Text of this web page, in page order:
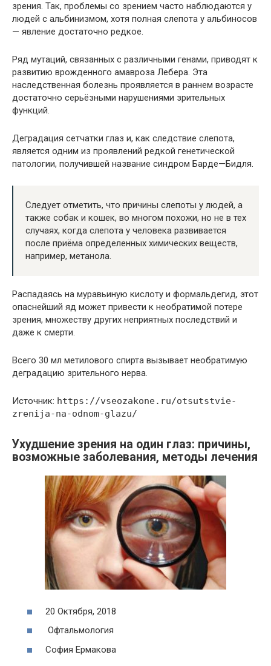
зрения. Так, проблемы со зрением часто наблюдаются у
людей с альбинизмом, хотя полная слепота у альбиносов
— явление достаточно редкое.
Ряд мутаций, связанных с различными генами, приводят к
развитию врожденного амавроза Лебера. Эта
наследственная болезнь проявляется в раннем возрасте
достаточно серьёзными нарушениями зрительных
функций.
Деградация сетчатки глаз и, как следствие слепота,
является одним из проявлений редкой генетической
патологии, получившей название синдром Барде—Бидля.
Следует отметить, что причины слепоты у людей, а
также собак и кошек, во многом похожи, но не в тех
случаях, когда слепота у человека развивается
после приёма определенных химических веществ,
например, метанола.
Распадаясь на муравьиную кислоту и формальдегид, этот
опаснейший яд может привести к необратимой потере
зрения, множеству других неприятных последствий и
даже к смерти.
Всего 30 мл метилового спирта вызывает необратимую
деградацию зрительного нерва.
Источник: https://vseozakone.ru/otsutstvie-
zrenija-na-odnom-glazu/
Ухудшение зрения на один глаз: причины,
возможные заболевания, методы лечения
20 Октября, 2018
Офтальмология
София Ермакова